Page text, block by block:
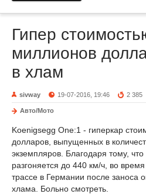
Гипер
миллионов
в хлам
sivway 19-07-2016, 19:46 2 385
Авто/Мото
Koenigsegg One:1 - гиперкар
долларов, выпущенных в
экземпляров. Благодаря тому, что
разгоняется до 440 км/ч, во время
трассе в Германии после заноса
хлама. Больно смотреть.